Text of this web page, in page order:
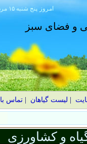
۱۴۰۵ پنج شنبه ۱۵ مرداد امروز
و فضای سبز
لیست گیاهان |تماس
و کشاورزی